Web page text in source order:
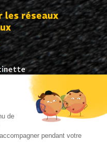
de
pendant votre
les réseaux